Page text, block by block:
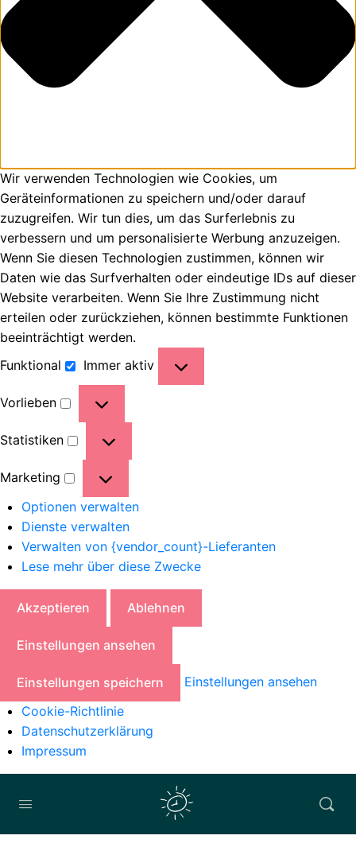
Wir verwenden Technologien wie Cookies, um
Geräteinformationen zu speichern und/oder darauf
zuzugreifen. Wir tun dies, um das Surferlebnis zu
verbessern und um personalisierte Werbung anzuzeigen.
Wenn Sie diesen Technologien zustimmen, können wir
Daten wie das Surfverhalten oder eindeutige IDs auf dieser
Website verarbeiten. Wenn Sie Ihre Zustimmung nicht
erteilen oder zurückziehen, können bestimmte Funktionen
beeinträchtigt werden.
Funktional
Immer aktiv
Vorlieben
Statistiken
Marketing
Optionen verwalten
Dienste verwalten
Verwalten von {vendor_count}-Lieferanten
Lese mehr über diese Zwecke
Akzeptieren Ablehnen
Einstellungen ansehen
Einstellungen speichern
Einstellungen ansehen
Cookie-Richtlinie
Datenschutzerklärung
Impressum